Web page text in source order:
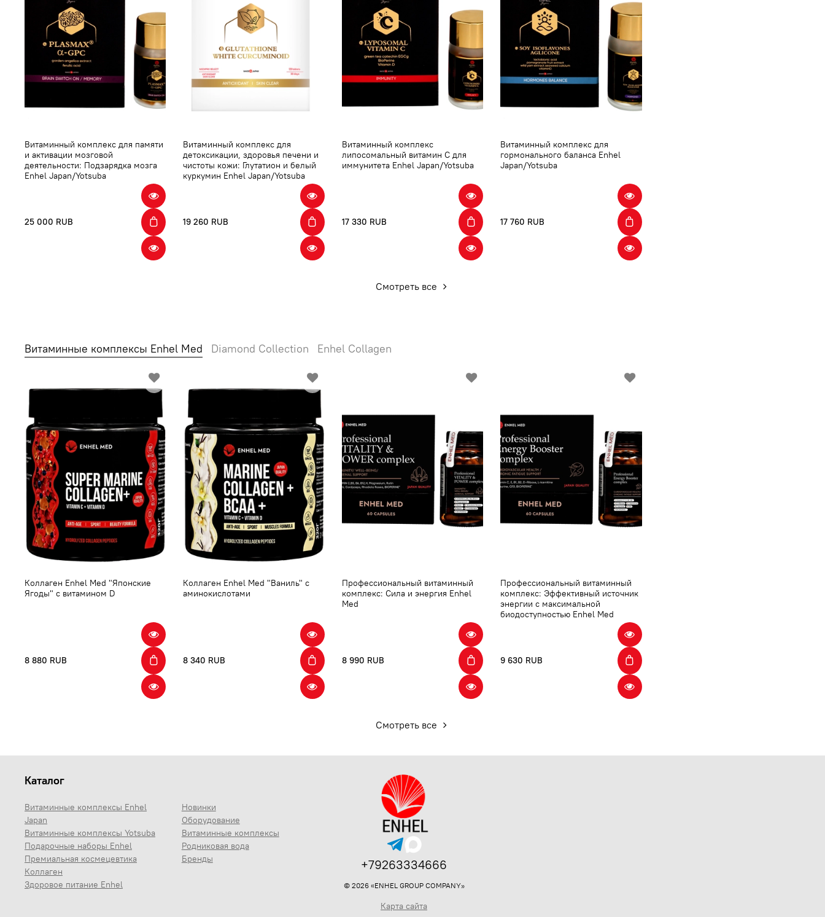
Витаминный комплекс для памяти
и активации мозговой
деятельности: Подзарядка мозга
Enhel Japan/Yotsuba
25 000 RUB
Витаминный комплекс для
детоксикации, здоровья печени и
чистоты кожи: Глутатион и белый
куркумин Enhel Japan/Yotsuba
19 260 RUB
Витаминный комплекс
липосомальный витамин С для
иммунитета Enhel Japan/Yotsuba
17 330 RUB
Витаминный комплекс для
гормонального баланса Enhel
Japan/Yotsuba
17 760 RUB
Смотреть все
Витаминные комплексы Enhel Med Diamond Collection Enhel Collagen
Коллаген Enhel Med "Японские
Ягоды" с витамином D
8 880 RUB
Коллаген Enhel Med "Ваниль" с
аминокислотами
8 340 RUB
Профессиональный витаминный
комплекс: Сила и энергия Enhel
Med
8 990 RUB
Профессиональный витаминный
комплекс: Эффективный источник
энергии с максимальной
биодоступностью Enhel Med
9 630 RUB
Смотреть все
Каталог
Витаминные комплексы Enhel
Japan
Витаминные комплексы Yotsuba
Подарочные наборы Enhel
Премиальная космецевтика
Коллаген
Здоровое питание Enhel
Новинки
Оборудование
Витаминные комплексы
Родниковая вода
Бренды
+79263334666
© 2026 «ENHEL GROUP COMPANY»
Карта сайта